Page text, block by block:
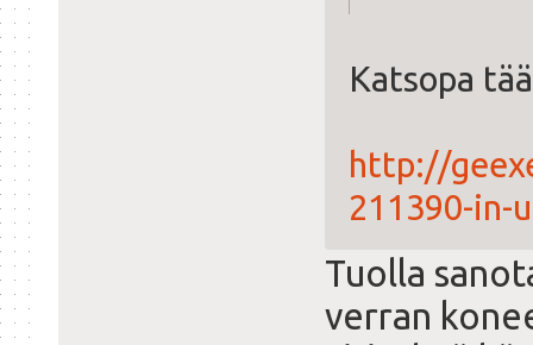
Katsopa
http://
211390-in-
Tuolla
verran